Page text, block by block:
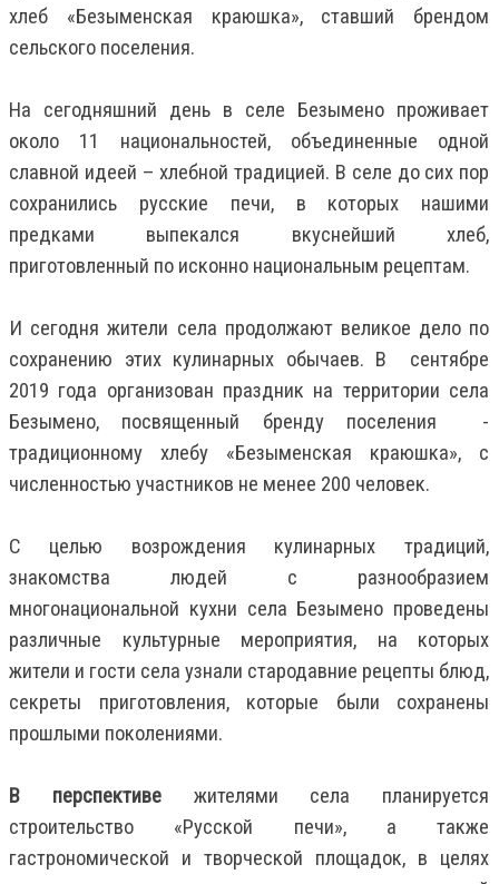
хлеб «Безыменская краюшка», ставший брендом
сельского поселения.
На сегодняшний день в селе Безымено проживает
около 11 национальностей, объединенные одной
славной идеей – хлебной традицией. В селе до сих пор
сохранились русские печи, в которых нашими
предками выпекался вкуснейший хлеб,
приготовленный по исконно национальным рецептам.
И сегодня жители села продолжают великое дело по
сохранению этих кулинарных обычаев. В сентябре
2019 года организован праздник на территории села
Безымено, посвященный бренду поселения -
традиционному хлебу «Безыменская краюшка», с
численностью участников не менее 200 человек.
С целью возрождения кулинарных традиций,
знакомства людей с разнообразием
многонациональной кухни села Безымено проведены
различные культурные мероприятия, на которых
жители и гости села узнали стародавние рецепты блюд,
секреты приготовления, которые были сохранены
прошлыми поколениями.
В перспективежителями села планируется
строительство «Русской печи», а также
гастрономической и творческой площадок, в целях